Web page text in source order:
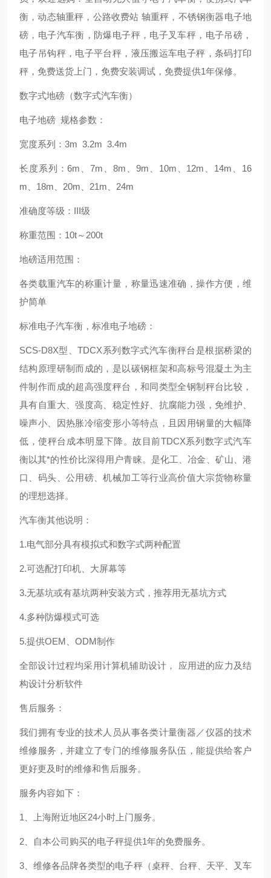
衡，动态轴重秤，公路收费站 轴重秤，不锈钢衡器电子地
磅，电子汽车衡，防爆电子秤，电子叉车秤，电子吊磅，
电子吊钩秤，电子平台秤，液压搬运车电子秤，条码打印
秤，免费送货上门，免费安装调试，免费提供1年保修。
数字式地磅（数字式汽车衡）
电子地磅 规格参数：
宽度系列：3m 3.2m 3.4m
长度系列：6m、7m、8m、9m、10m、12m、14m、16
m、18m、20m、21m、24m
准确度等级：III级
称重范围：10t～200t
地磅适用范围：
各类载重汽车的称重计量，称量迅速准确，操作方便，维
护简单
标准电子汽车衡，标准电子地磅：
SCS-D8X型、TDCX系列数字式汽车衡秤台是根据桥梁的
结构原理研制而成的，是以碳钢框架和高标号混凝土为主
件制作而成的超高强度秤台，和同类型全钢制秤台比较，
具有自重大、强度高、稳定性好、抗腐能力强，免维护、
噪声小、因热胀冷缩变形小等特点，且因用钢量的大幅降
低，使秤台成本明显下降。故目前TDCX系列数字式汽车
衡以其*的性价比深得用户青睐。是化工、冶金、矿山、港
口、码头、公用磅、机械加工等行业高价值大宗货物称量
的理想选择。
汽车衡其他说明：
1.电气部分具有模拟式和数字式两种配置
2.可选配打印机、大屏幕等
3.无基坑或有基坑两种安装方式，推荐用无基坑方式
4.多种防爆模式可选
5.提供OEM、ODM制作
全部设计过程均采用计算机辅助设计， 应用进的应力及结
构设计分析软件
售后服务：
我们拥有专业的技术人员从事各类计量衡器／仪器的技术
维修服务，并建立了专门的维修服务队伍，能提供给客户
更好更及时的维修和售后服务。
服务内容如下：
1、上海附近地区24小时上门服务。
2、自本公司购买的电子秤提供1年的免费服务。
3、维修各品牌各类型的电子秤（桌秤、台秤、天平、叉车